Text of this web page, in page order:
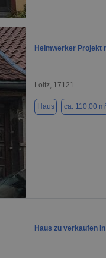
1 / 20
1 / 12
Heimwerker Projekt
Loitz, 17121
Haus ca. 110,00
Haus zu verkaufen